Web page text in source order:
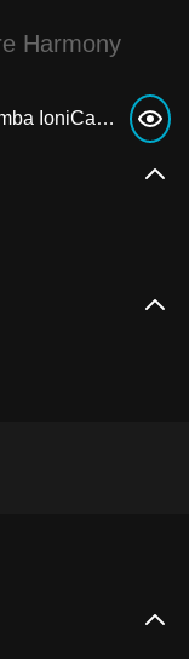
Harmony
Інструкція Фен CECOTEC Bamba IoniCare Harmony